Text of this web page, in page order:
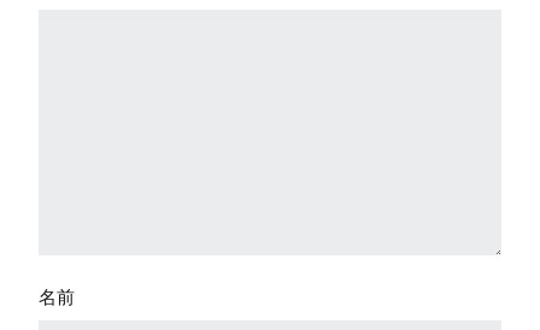
名前